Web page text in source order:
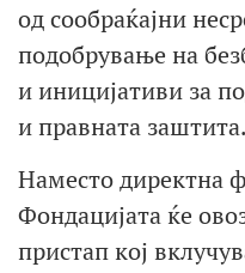
од сообраќајни
подобрување на
и иницијативи за
и правната заштита.
Наместо директна
Фондацијата ќе
пристап кој